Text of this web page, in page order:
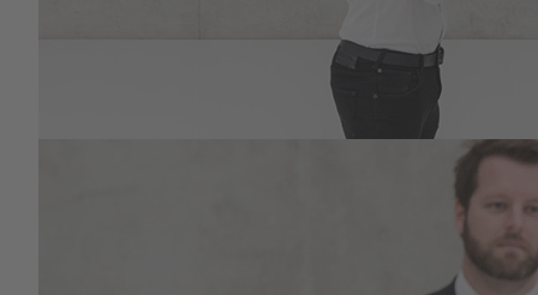
zu tun. Vermeintlich - denn der Weg kann
eine Verbindung zwischen den Welten
sein und kein sich abwertender